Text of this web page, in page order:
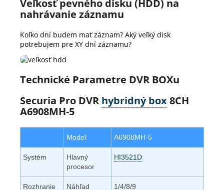
Veľkosť pevného disku (HDD) na
nahrávanie záznamu
Koľko dní budem mať záznam? Aký veľký disk
potrebujem pre XY dní záznamu?
Technické Parametre DVR BOXu
Securia Pro DVR hybridný box8CH
A6908MH-5
Model A6908MH-5
Systém
Hlavný
procesor
HI3521D
Rozhranie Náhľad 1/4/8/9